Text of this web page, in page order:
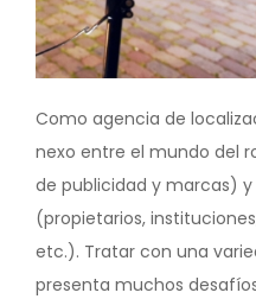
Como agencia de
nexo entre el mundo del
de publicidad y marcas) y
(propietarios,
etc.). Tratar con una
presenta muchos